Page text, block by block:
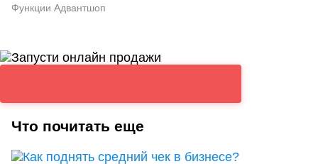
Функции Адвантшоп
Что почитать еще